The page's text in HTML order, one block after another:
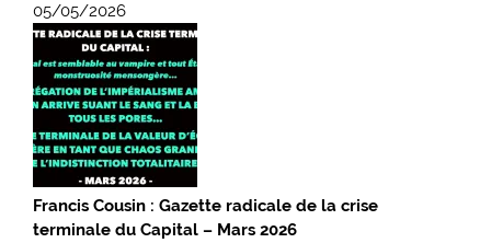
05/05/2026
Francis Cousin : Gazette radicale de la crise
terminale du Capital – Mars 2026